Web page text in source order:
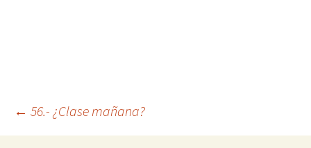
← 56.- ¿Clase mañana?